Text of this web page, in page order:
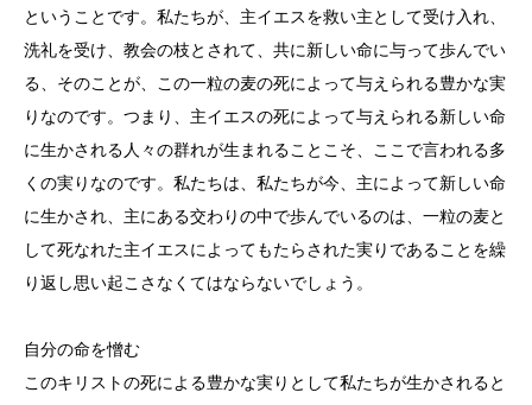
ということです。私たちが、主イエスを救い主として受け入れ、
洗礼を受け、教会の枝とされて、共に新しい命に与って歩んでい
る、そのことが、この一粒の麦の死によって与えられる豊かな実
りなのです。つまり、主イエスの死によって与えられる新しい命
に生かされる人々の群れが生まれることこそ、ここで言われる多
くの実りなのです。私たちは、私たちが今、主によって新しい命
に生かされ、主にある交わりの中で歩んでいるのは、一粒の麦と
して死なれた主イエスによってもたらされた実りであることを繰
り返し思い起こさなくてはならないでしょう。
自分の命を憎む
このキリストの死による豊かな実りとして私たちが生かされると